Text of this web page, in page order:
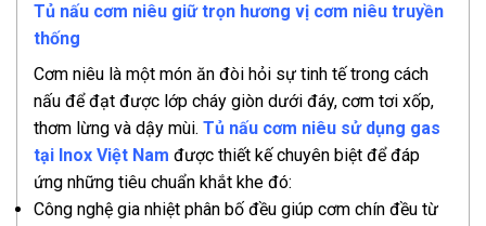
Tủ nấu cơm niêu giữ trọn hương vị cơm niêu truyền
thống
Cơm niêu là một món ăn đòi hỏi sự tinh tế trong cách
nấu để đạt được lớp cháy giòn dưới đáy, cơm tơi xốp,
thơm lừng và dậy mùi. Tủ nấu cơm niêu sử dụng gas
tại Inox Việt Nam được thiết kế chuyên biệt để đáp
ứng những tiêu chuẩn khắt khe đó:
Công nghệ gia nhiệt phân bố đều giúp cơm chín đều từ